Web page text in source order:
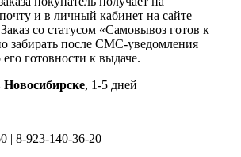
и в личный кабинет на сайте
со статусом «Самовывоз готов к
забирать после СМС-уведомления
готовности к выдаче.
, 1-5 дней
| 8-923-140-36-20